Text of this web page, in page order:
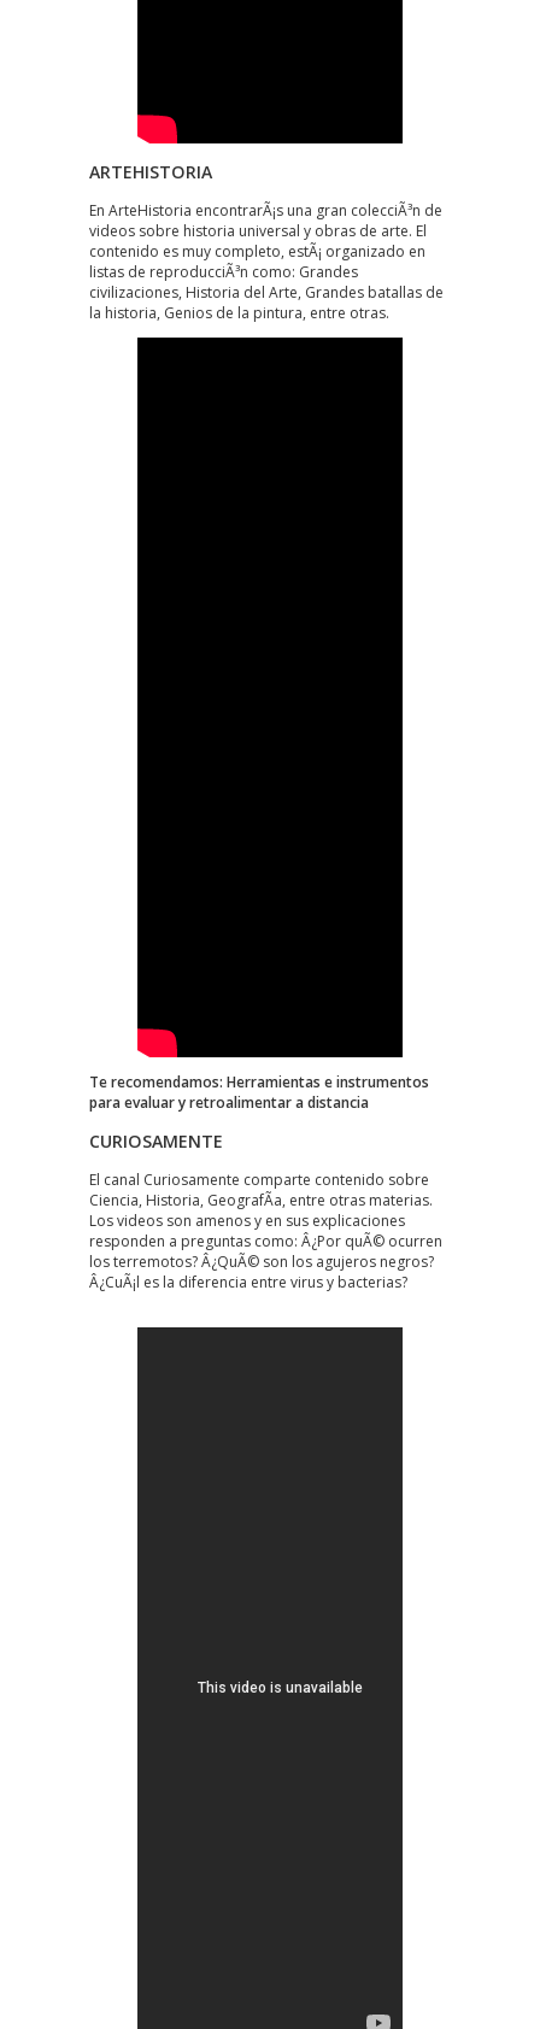
ARTEHISTORIA
En ArteHistoria encontrarÃ¡s una gran colecciÃ³n de
videos sobre historia universal y obras de arte. El
contenido es muy completo, estÃ¡ organizado en
listas de reproducciÃ³n como: Grandes
civilizaciones, Historia del Arte, Grandes batallas de
la historia, Genios de la pintura, entre otras.
Te recomendamos: Herramientas e instrumentos
para evaluar y retroalimentar a distancia
CURIOSAMENTE
El canal Curiosamente comparte contenido sobre
Ciencia, Historia, GeografÃ­a, entre otras materias.
Los videos son amenos y en sus explicaciones
responden a preguntas como: Â¿Por quÃ© ocurren
los terremotos? Â¿QuÃ© son los agujeros negros?
Â¿CuÃ¡l es la diferencia entre virus y bacterias?